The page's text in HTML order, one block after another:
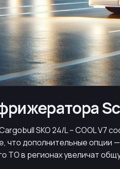
SKO 24/L – COOL V7
что дополнительные опции
ТО в регионах увеличат